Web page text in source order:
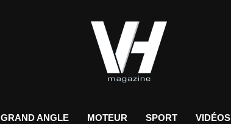
GRAND ANGLE MOTEUR SPORT VIDÉOS